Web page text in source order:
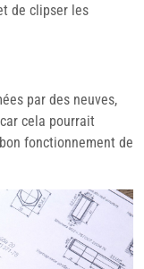
de clipser les
par des neuves,
cela pourrait
fonctionnement de